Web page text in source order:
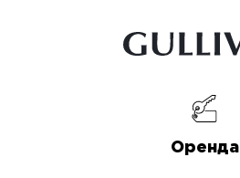
Оренда